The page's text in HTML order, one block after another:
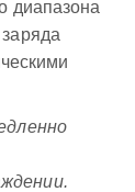
диапазона